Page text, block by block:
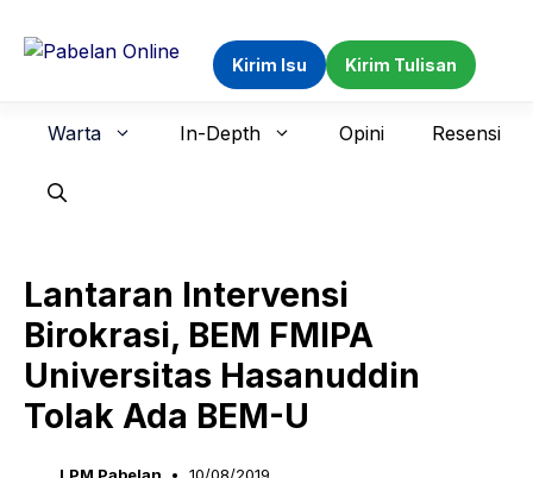
Kirim Isu Kirim Tulisan
Warta In-Depth Opini Resensi
Lantaran Intervensi
Birokrasi, BEM FMIPA
Universitas Hasanuddin
Tolak Ada BEM-U